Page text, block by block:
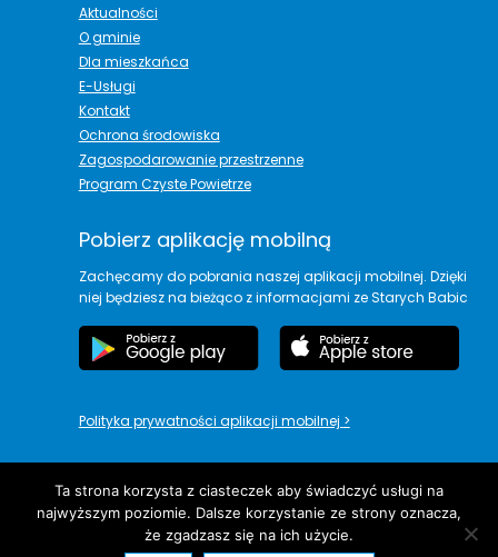
Aktualności
O gminie
Dla mieszkańca
E-Usługi
Kontakt
Ochrona środowiska
Zagospodarowanie przestrzenne
Program Czyste Powietrze
Pobierz aplikację mobilną
Zachęcamy do pobrania naszej aplikacji mobilnej. Dzięki
niej będziesz na bieżąco z informacjami ze Starych Babic
Polityka prywatności aplikacji mobilnej >
copyright© Urząd Gminy Stare Babice
Ta strona korzysta z ciasteczek aby świadczyć usługi na
najwyższym poziomie. Dalsze korzystanie ze strony oznacza,
że zgadzasz się na ich użycie.